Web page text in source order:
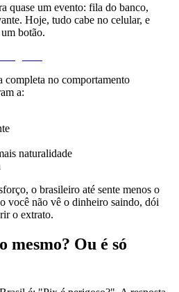
quase um evento: fila do banco,
Hoje, tudo cabe no celular, e
botão.
completa no comportamento
a:
naturalidade
o brasileiro até sente menos o
você não vê o dinheiro saindo, dói
o extrato.
mesmo? Ou é só